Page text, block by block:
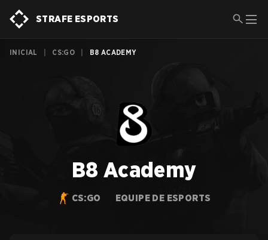
STRAFE ESPORTS
INICIAL CS:GO B8 ACADEMY
B8 Academy
CS:GO EQUIPE DE ESPORTS